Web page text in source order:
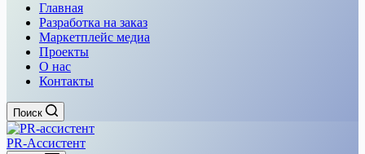
Главная
Разработка на заказ
Маркетплейс медиа
Проекты
О нас
Контакты
Поиск
PR-Ассистент